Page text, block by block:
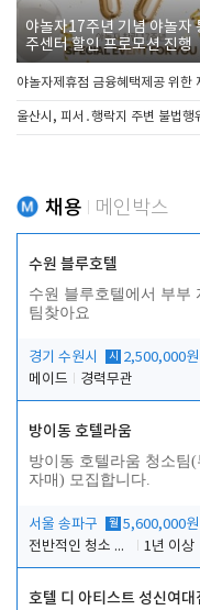
야놀자17주년 기념 야놀자
주센터 할인 프로모션 진행
야놀자제휴점 금융혜택제공 위한
울산시, 피서․행락지 주변 불법행
채용 메인박스
수원 블루호텔
수원 블루호텔에서 부부
팀찾아요
경기 수원시 시
2,500,000원
메이드
경력무관
방이동 호텔라움
방이동 호텔라움 청소팀(
자매) 모집합니다.
서울 송파구 월 5,600,000원
전반적인 청소 업무(객실청소.객실정리)
1년 이상
호텔 디 아티스트 성신여대